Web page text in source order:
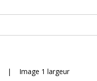
| Image 1 largeur